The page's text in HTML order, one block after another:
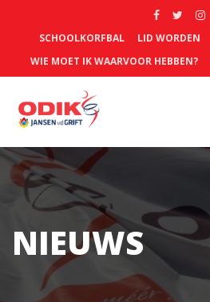
SCHOOLKORFBAL LID WORDEN
WIE MOET IK WAARVOOR HEBBEN?
NIEUWS